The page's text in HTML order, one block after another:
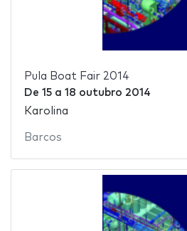
Pula Boat Fair 2014
De 15a 18 outubro 2014
Karolina
Barcos